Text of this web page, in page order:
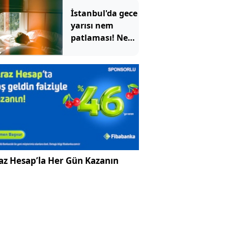
İstanbul'da gece
yarısı nem
patlaması! Nem
bulacak
Hesap’la Her Gün Kazanın